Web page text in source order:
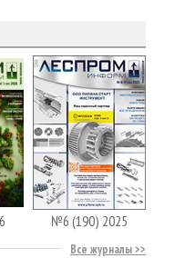
№6 (190) 2025
Все журналы